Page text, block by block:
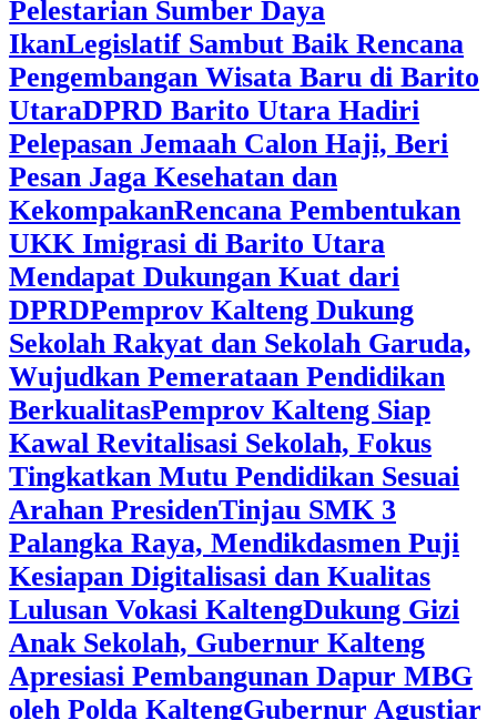
Pelestarian Sumber Daya
IkanLegislatif Sambut Baik Rencana
Pengembangan Wisata Baru di Barito
UtaraDPRD Barito Utara Hadiri
Pelepasan Jemaah Calon Haji, Beri
Pesan Jaga Kesehatan dan
KekompakanRencana Pembentukan
UKK Imigrasi di Barito Utara
Mendapat Dukungan Kuat dari
DPRD‎Pemprov Kalteng Dukung
Sekolah Rakyat dan Sekolah Garuda,
Wujudkan Pemerataan Pendidikan
Berkualitas‎Pemprov Kalteng Siap
Kawal Revitalisasi Sekolah, Fokus
Tingkatkan Mutu Pendidikan Sesuai
Arahan Presiden‎Tinjau SMK 3
Palangka Raya, Mendikdasmen Puji
Kesiapan Digitalisasi dan Kualitas
Lulusan Vokasi Kalteng‎Dukung Gizi
Anak Sekolah, Gubernur Kalteng
Apresiasi Pembangunan Dapur MBG
oleh Polda Kalteng‎Gubernur Agustiar